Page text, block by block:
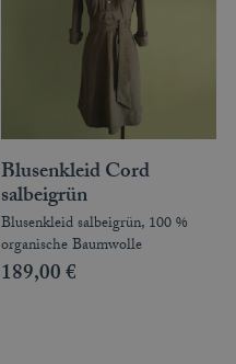
Blusenkleid Cord
salbeigrün
Blusenkleid salbeigrün, 100 %
organische Baumwolle
189,00€